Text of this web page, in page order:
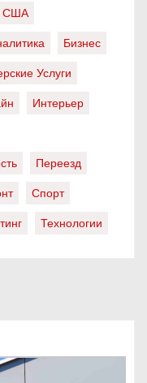
США
Бизнес
Услуги
Интерьер
Переезд
Спорт
Технологии